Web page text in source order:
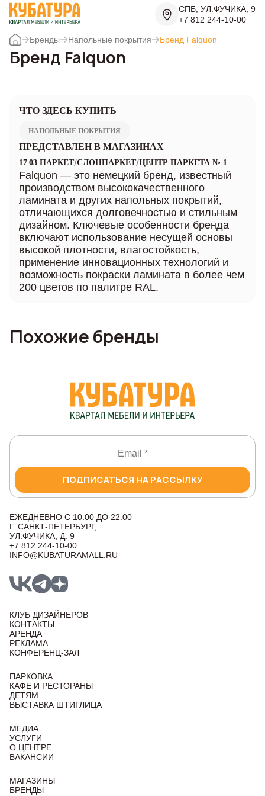
СПБ, УЛ.ФУЧИКА, 9
+7 812 244-10-00
Бренды Напольные покрытия Бренд Falquon
Бренд Falquon
ЧТО ЗДЕСЬ КУПИТЬ
НАПОЛЬНЫЕ ПОКРЫТИЯ
ПРЕДСТАВЛЕН В МАГАЗИНАХ
17|03 ПАРКЕТ/СЛОНПАРКЕТ/ЦЕНТР ПАРКЕТА № 1
Falquon — это немецкий бренд, известный
производством высококачественного
ламината и других напольных покрытий,
отличающихся долговечностью и стильным
дизайном. Ключевые особенности бренда
включают использование несущей основы
высокой плотности, влагостойкость,
применение инновационных технологий и
возможность покраски ламината в более чем
200 цветов по палитре RAL.
Похожие бренды
ПОДПИСАТЬСЯ НА РАССЫЛКУ
ЕЖЕДНЕВНО С 10:00 ДО 22:00
Г. САНКТ-ПЕТЕРБУРГ,
УЛ.ФУЧИКА, Д. 9
+7 812 244-10-00
INFO@KUBATURAMALL.RU
КЛУБ ДИЗАЙНЕРОВ
КОНТАКТЫ
АРЕНДА
РЕКЛАМА
КОНФЕРЕНЦ-ЗАЛ
ПАРКОВКА
КАФЕ И РЕСТОРАНЫ
ДЕТЯМ
ВЫСТАВКА ШТИГЛИЦА
МЕДИА
УСЛУГИ
О ЦЕНТРЕ
ВАКАНСИИ
МАГАЗИНЫ
БРЕНДЫ